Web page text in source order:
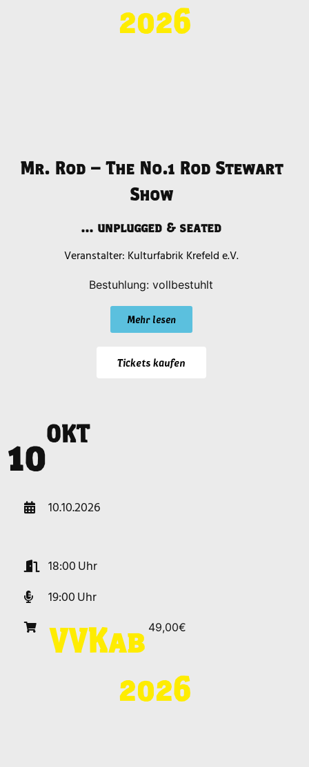
Mr. Rod – The No.1 Rod Stewart
Show
... unplugged & seated
Kulturfabrik Krefeld e.V.
Bestuhlung: vollbestuhlt
Mehr lesen
Tickets kaufen
2026
10OKT
10.10.2026
18:00
19:00
VVKab 49,00€
2026